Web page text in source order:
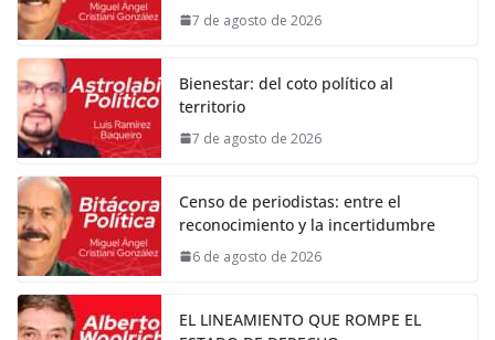
7 de agosto de 2026
Bienestar: del coto político al
territorio
7 de agosto de 2026
Censo de periodistas: entre el
reconocimiento y la incertidumbre
6 de agosto de 2026
EL LINEAMIENTO QUE ROMPE EL